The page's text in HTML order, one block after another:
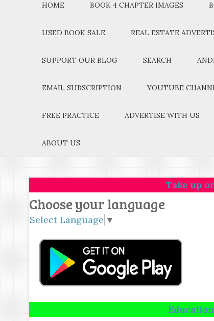
HOME BOOK 4 CHAPTER IMAGES
USED BOOK SALE REAL ESTATE
SUPPORT OUR BLOG SEARCH
EMAIL SUBSCRIPTION YOUTUBE
FREE PRACTICE ADVERTISE WITH US
ABOUT US
Take up one
Choose your language
Select Language ▼
Education is not